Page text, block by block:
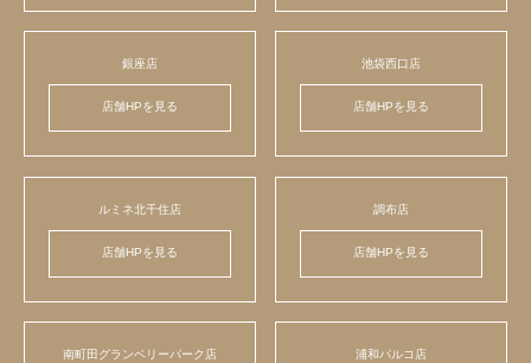
銀座店
店舗HPを見る
池袋西口店
店舗HPを見る
ルミネ北千住店
店舗HPを見る
調布店
店舗HPを見る
南町田グランベリーパーク店 浦和パルコ店